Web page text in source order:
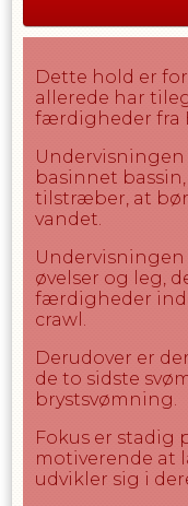
Fokus er
motiverende
Bemærk
Vandet i
kan
derfor
eller fra
Dette hold er for
allerede har
færdigheder fra
basinnet
tilstræber, at
vandet.
øvelser og leg,
færdigheder
crawl.
Derudover er
de to sidste
brystsvømning.
Fokus er stadig
motiverende at
udvikler sig i